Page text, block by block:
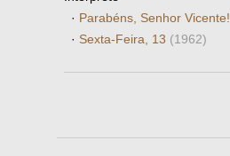
· Parabéns, Senhor Vicente!
· Sexta-Feira, 13 (1962)